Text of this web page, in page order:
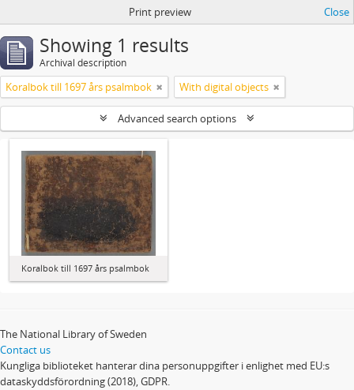
Print preview Close
Showing 1 results
Archival description
Koralbok till 1697 års psalmbok With digital objects
Advanced search options
Koralbok till 1697 års psalmbok
The National Library of Sweden
Contact us
Kungliga biblioteket hanterar dina personuppgifter i enlighet med EU:s
dataskyddsförordning (2018), GDPR.